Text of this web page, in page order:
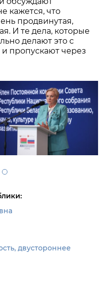
кажется, что
продвинутая,
И те дела, которые
делают это с
и пропускают через
двустороннее